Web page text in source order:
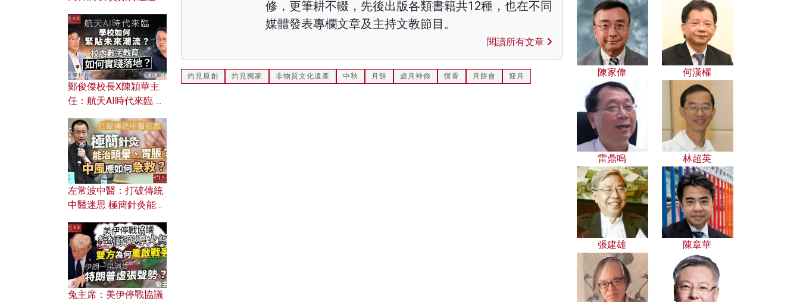
修，更筆耕不輟，先後出版各類書籍共12種，也在不同
媒體發表專欄文章及主持文教節目。
閱讀所有文章
灼見原創 灼見獨家 非物質文化遺產 中秋 月餅 歲月神偷 恆香 月餅會 迎月
鄭俊傑校長X陳穎華主
任：航天AI時代來臨 學
校內數字教育如何實踐
落地？
左常波中醫：打破傳統
中醫迷思 極簡針灸能治
何急救？
兔主席：美伊停戰協議
陳家偉 何漢權
雷鼎鳴 林超英
張建雄 陳章華